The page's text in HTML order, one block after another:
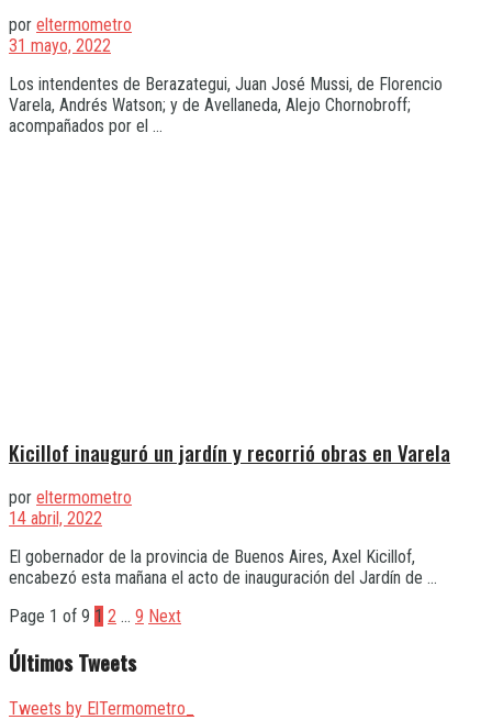
por eltermometro
31 mayo, 2022
Los intendentes de Berazategui, Juan José Mussi, de Florencio
Varela, Andrés Watson; y de Avellaneda, Alejo Chornobroff;
acompañados por el ...
Kicillof inauguró un jardín y recorrió obras en Varela
por eltermometro
14 abril, 2022
El gobernador de la provincia de Buenos Aires, Axel Kicillof,
encabezó esta mañana el acto de inauguración del Jardín de ...
Page 1 of 9 1 2 … 9 Next
Últimos Tweets
Tweets by ElTermometro_